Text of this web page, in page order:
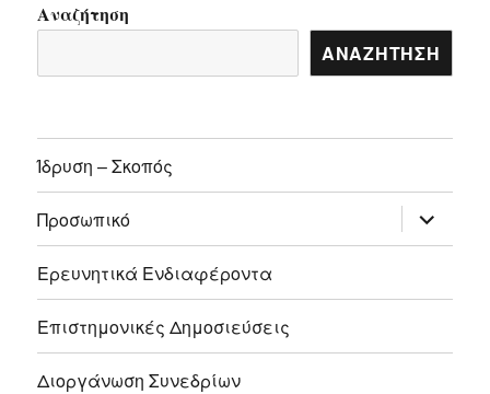
Αναζήτηση
ΑΝΑΖΉΤΗΣΗ
Ίδρυση – Σκοπός
Προσωπικό του
μενού
Ερευνητικά Ενδιαφέροντα
Επιστημονικές Δημοσιεύσεις
Διοργάνωση Συνεδρίων